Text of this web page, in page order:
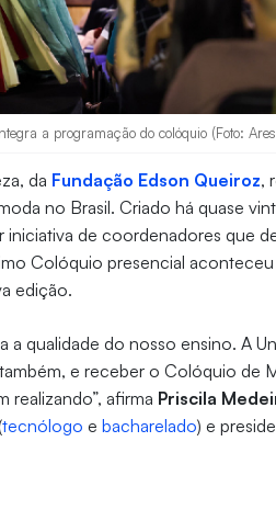
a programação do colóquio (Foto:
da Fundação Edson Queiroz,
no Brasil. Criado há quase
de coordenadores que
Colóquio presencial aconteceu
edição.
qualidade do nosso ensino. A
e receber o Colóquio de
realizando”, afirma Priscila
tecnólogo ebacharelado) e